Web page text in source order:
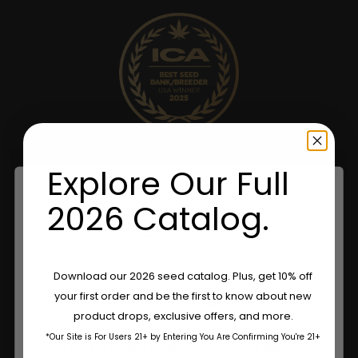
Are You Aged 18 Or Over?
The content and products of our website is reserved for
those of legal age.Please see Terms & Conditions.
age_gapI accept cookie settings and privacy policy
Explore Our Full
2026 Catalog.
Download our 2026 seed catalog. Plus, get 10% off
your first order and be the first to know about new
product drops, exclusive offers, and more.
*Our Site is For Users 21+ by Entering You Are Confirming You're 21+